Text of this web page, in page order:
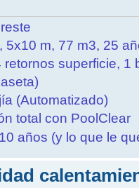
5x10 m, 77 m3, 25
retornos superficie, 1
(Automatizado)
total con PoolClear
años (y lo que le